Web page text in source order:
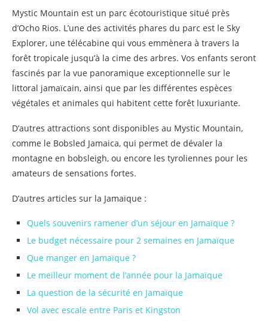
Mystic Mountain est un parc écotouristique situé près
d’Ocho Rios. L’une des activités phares du parc est le Sky
Explorer, une télécabine qui vous emmènera à travers la
forêt tropicale jusqu’à la cime des arbres. Vos enfants seront
fascinés par la vue panoramique exceptionnelle sur le
littoral jamaïcain, ainsi que par les différentes espèces
végétales et animales qui habitent cette forêt luxuriante.
D’autres attractions sont disponibles au Mystic Mountain,
comme le Bobsled Jamaica, qui permet de dévaler la
montagne en bobsleigh, ou encore les tyroliennes pour les
amateurs de sensations fortes.
D’autres articles sur la Jamaïque :
Quels souvenirs ramener d’un séjour en Jamaïque ?
Le budget nécessaire pour 2 semaines en Jamaïque
Que manger en Jamaïque ?
Le meilleur moment de l’année pour la Jamaïque
La question de la sécurité en Jamaïque
Vol avec escale entre Paris et Kingston